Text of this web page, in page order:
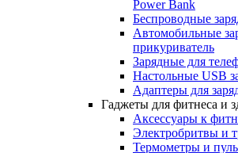
Power Bank
Беспроводные
Автомобильные
прикуриватель
Зарядные для
Настольные USB
Адаптеры для
Гаджеты для фитнеса и
Аксессуары к
Электробритвы и
Термометры и